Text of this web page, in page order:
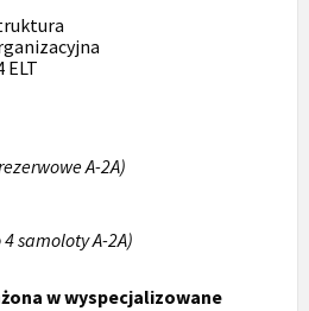
ELT
A-2A)
samoloty A-2A)
w wyspecjalizowane